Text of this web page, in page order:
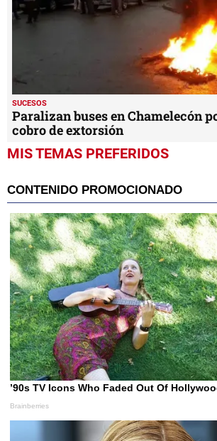
SUCESOS
Paralizan buses en Chamelecón
cobro de extorsión
MIS TEMAS PREFERIDOS